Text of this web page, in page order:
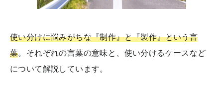
使い分けに悩みがちな『制作』と『製作』という言
葉。それぞれの言葉の意味と、使い分けるケースなど
について解説しています。